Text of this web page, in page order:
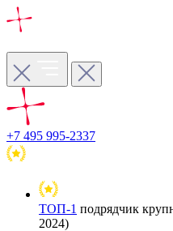
+7 495 995-2337
ТОП-1 подрядчик
2024)